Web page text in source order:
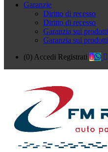
Garanzie
Diritto di recesso
Diritto di recesso
Garanzia sui prodotti
Garanzia sui prodotti
(0) Accedi Registrati